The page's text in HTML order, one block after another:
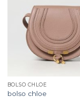
BOLSO CHLOE
bolso chloe